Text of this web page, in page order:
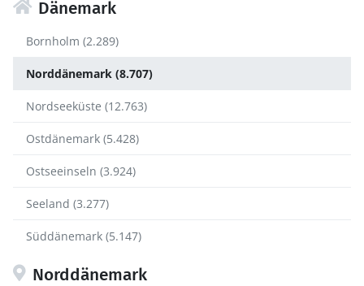
Dänemark
Bornholm (2.289)
Norddänemark (8.707)
Nordseeküste (12.763)
Ostdänemark (5.428)
Ostseeinseln (3.924)
Seeland (3.277)
Süddänemark (5.147)
Norddänemark